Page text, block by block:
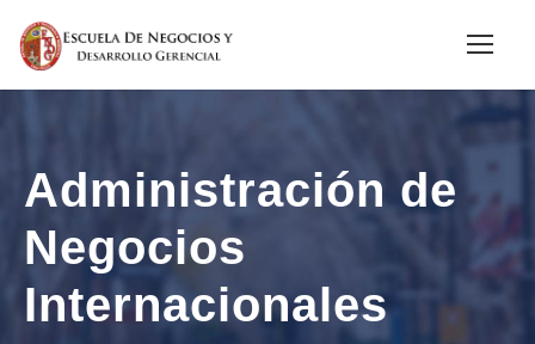
Administración de
Negocios
Internacionales